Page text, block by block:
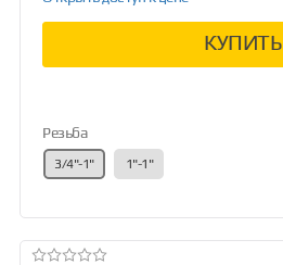
КУПИТЬ
Резьба
3/4"-1" 1"-1"